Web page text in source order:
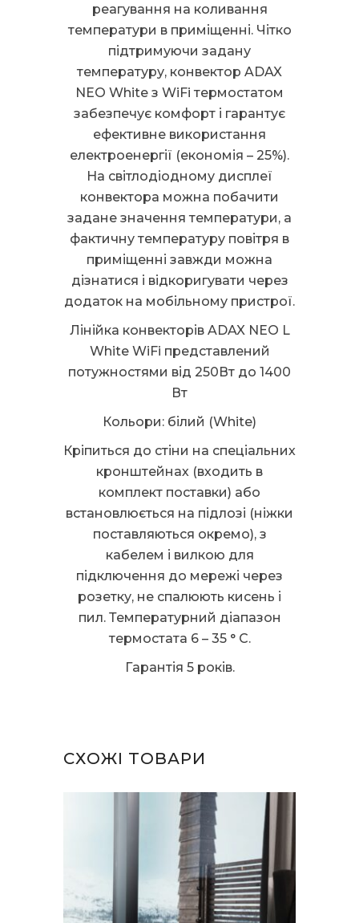
реагування на коливання
температури в приміщенні. Чітко
підтримуючи задану
температуру, конвектор ADAX
NEO White з WiFi термостатом
забезпечує комфорт і гарантує
ефективне використання
електроенергії (економія – 25%).
На світлодіодному дисплеї
конвектора можна побачити
задане значення температури, а
фактичну температуру повітря в
приміщенні завжди можна
дізнатися і відкоригувати через
додаток на мобільному пристрої.
Лінійка конвекторів ADAX NEO L
White WiFi представлений
потужностями від 250Вт до 1400
Вт
Кольори: білий (White)
Кріпиться до стіни на спеціальних
кронштейнах (входить в
комплект поставки) або
встановлюється на підлозі (ніжки
поставляються окремо), з
кабелем і вилкою для
підключення до мережі через
розетку, не спалюють кисень і
пил. Температурний діапазон
термостата 6 – 35 ° C.
Гарантія 5 років.
СХОЖІ ТОВАРИ